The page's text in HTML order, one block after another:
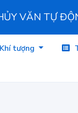
VĂN TỰ
Khí tượng